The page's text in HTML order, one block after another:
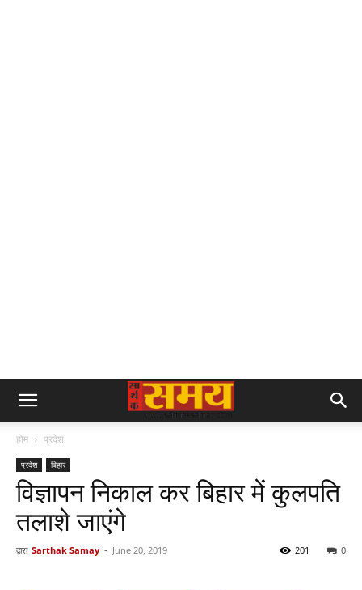
होम प्रदेश
प्रदेश बिहार
विज्ञापन निकाल कर बिहार में कुलपति
तलाशे जाएंगे
द्वारा Sarthak Samay - June 20, 2019 0
201